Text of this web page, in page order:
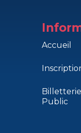
Accueil
Public